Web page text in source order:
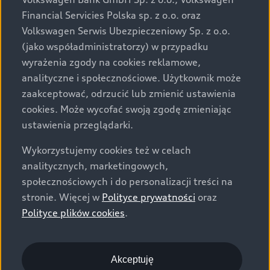
Financial Servicies Polska sp. z o.o. oraz
Volkswagen Serwis Ubezpieczeniowy Sp. z o.o.
(jako współadministratorzy) w przypadku
wyrażenia zgody na cookies reklamowe,
analityczne i społecznościowe. Użytkownik może
zaakceptować, odrzucić lub zmienić ustawienia
cookies. Może wycofać swoją zgodę zmieniając
ustawienia przeglądarki.
Wykorzystujemy cookies też w celach
analitycznych, marketingowych,
społecznościowych i do personalizacji treści na
stronie. Więcej w Polityce prywatności oraz
Polityce plików cookies.
Akceptuję
za dopłatą. Wiążące ustalenie ceny, wyposażenia i
specyfikacji pojazdu następują w umowie sprzedaży, a
określenie parametrów technicznych zawiera
świadectwo homologacji typu pojazdu. Zastrzegamy
sobie prawo do zmian i pomyłek. Wszelkie informacje
prezentowane na stronie są aktualne na dzień ich
zamieszczania. W celu uzyskania najnowszych
informacji prosimy kontaktować się z Partnerem Marki
Audi.
Wszystkie produkowane obecnie samochody marki Audi
są wykonywane z materiałów spełniających pod
względem możliwości odzysku i recyklingu wymagania
określone w normie ISO 22628 i są zgodne z
europejskimi świadectwami homologacji wydanymi wg
o.o. podlega obowiązkowi zapewnienia wszystkim
użytkownikom samochodów marki Volkswagen sieci